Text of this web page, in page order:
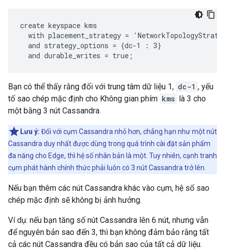
create keyspace kms
with placement_strategy =
  and strategy_options = {dc-1 : 3}
  and durable_writes = true;
Bạn có thể thấy rằng đối với trung tâm dữ liệu 1, dc-1 , yếu
tố sao chép mặc định cho Không gian phím kms là 3 cho
một bằng 3 nút Cassandra.
Lưu ý: Đối với cụm Cassandra nhỏ hơn, chẳng hạn như một nút
Cassandra duy nhất được dùng trong quá trình cài đặt sản phẩm
đa năng cho Edge, thì hệ số nhân bản là một. Tuy nhiên, cạnh tranh
cụm phát hành chính thức phải luôn có 3 nút Cassandra trở lên.
Nếu bạn thêm các nút Cassandra khác vào cụm, hệ số sao
chép mặc định sẽ không bị ảnh hưởng.
Ví dụ: nếu bạn tăng số nút Cassandra lên 6 nút, nhưng vẫn
để nguyên bản sao đến 3, thì bạn không đảm bảo rằng tất
cả các nút Cassandra đều có bản sao của tất cả dữ liệu.